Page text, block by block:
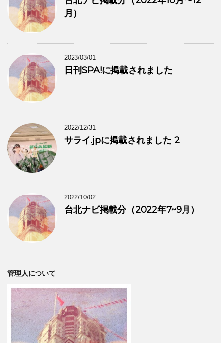
月）
2023/03/01
日刊SPA!に掲載されました
2022/12/31
サライ.jpに掲載されました 2
2022/10/02
台北ナビ掲載分（2022年7~9月）
管理人について